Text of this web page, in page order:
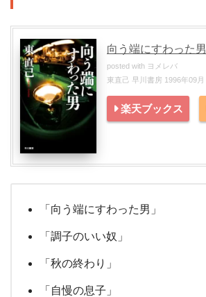
向う端にすわった男
posted with ヨメレバ
東直己 早川書房 1996年09月
楽天ブックス
「向う端にすわった男」
「調子のいい奴」
「秋の終わり」
「自慢の息子」